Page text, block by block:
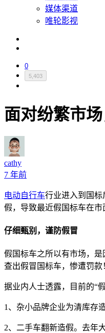
媒体渠道
唯轮影视
0
5,403
面对纷繁市
cathy
7 年前
电动自行车行业进入到国
假，导致最近假国标车在市
仔细甄别，谨防假冒
假国标车之所以有市场，
查出假冒国标车，惨遭罚款
据业内人士透露，目前的“
1、杂小品牌企业为清库存
2、二手车翻新造假。去年